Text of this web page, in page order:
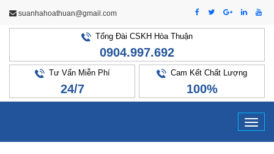
suanhahoathuan@gmail.com
Tổng Đài CSKH Hòa Thuận
0904.997.692
Tư Vấn Miễn Phí
24/7
Cam Kết Chất Lượng
100%